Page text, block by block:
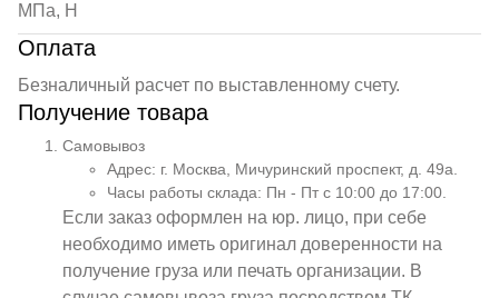
МПа, Н
Оплата
Безналичный расчет по выставленному счету.
Получение товара
Самовывоз
Адрес: г. Москва, Мичуринский проспект, д. 49а.
Часы работы склада: Пн - Пт с 10:00 до 17:00.
Если заказ оформлен на юр. лицо, при себе
необходимо иметь оригинал доверенности на
получение груза или печать организации. В